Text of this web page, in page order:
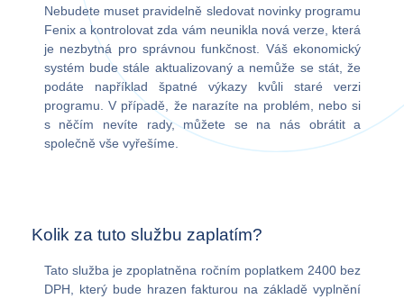
Nebudete muset pravidelně sledovat novinky programu
Fenix a kontrolovat zda vám neunikla nová verze, která
je nezbytná pro správnou funkčnost. Váš ekonomický
systém bude stále aktualizovaný a nemůže se stát, že
podáte například špatné výkazy kvůli staré verzi
programu. V případě, že narazíte na problém, nebo si
s něčím nevíte rady, můžete se na nás obrátit a
společně vše vyřešíme.
Kolik za tuto službu zaplatím?
Tato služba je zpoplatněna ročním poplatkem 2400 bez
DPH, který bude hrazen fakturou na základě vyplnění